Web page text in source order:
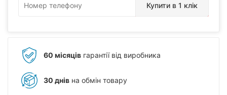
Купити в 1 клік
60 місяців гарантії від виробника
30 днів на обмін товару